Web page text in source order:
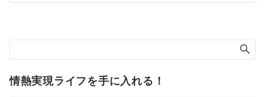
情熱実現ライフを手に入れる！